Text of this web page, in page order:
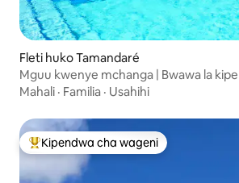
Fleti huko Tamandaré
Mguu kwenye mchanga | Bwawa la
La kupendeza
Mahali · Familia · Usahihi
Kipendwa maarufu cha wageni
Kipendwa cha wageni